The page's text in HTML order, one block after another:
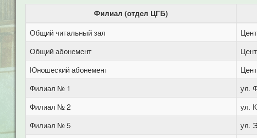
Филиал (отдел ЦГБ)
Общий читальный зал
Общий абонемент
Юношеский абонемент
Филиал № 1
ул.
Филиал № 2
ул.
Филиал № 5
ул.